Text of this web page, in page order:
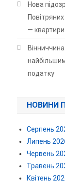
Нова
— квартири
Вінниччина
податку
НОВИНИ
Серпень
Липень
Червень
Травень
Квітень